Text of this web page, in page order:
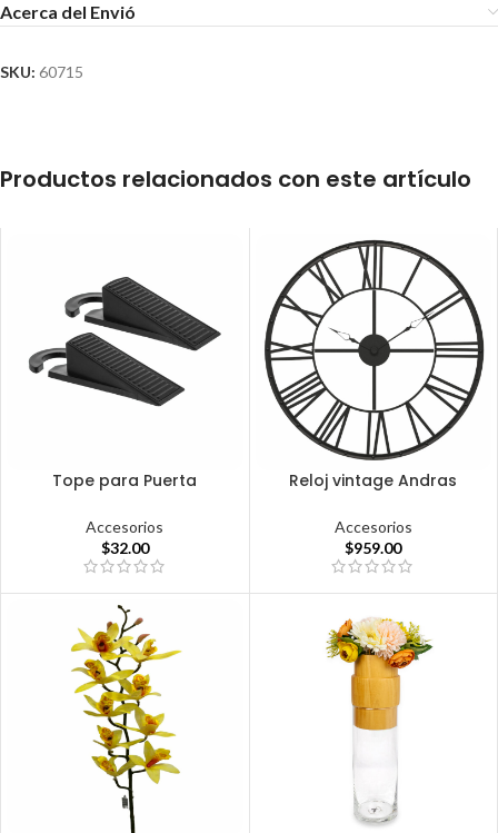
Acerca del Envió
SKU: 60715
Productos relacionados con este artículo
Tope para Puerta
Accesorios
$32.00
Reloj vintage Andras
Accesorios
$959.00